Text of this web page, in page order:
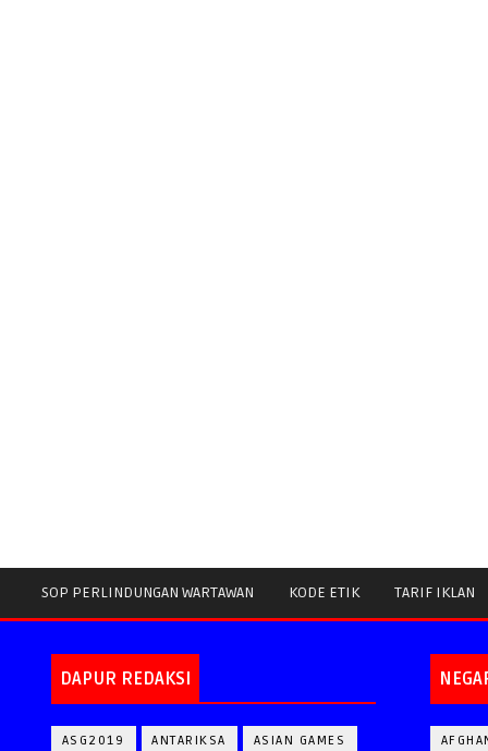
SOP PERLINDUNGAN WARTAWAN KODE ETIK TARIF IKLAN
DAPUR REDAKSI
ASG2019 ANTARIKSA ASIAN GAMES